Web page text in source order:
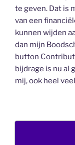
te geven. Dat is
van een
kunnen wijden
dan mijn
button
bijdrage is nu al
mij, ook heel